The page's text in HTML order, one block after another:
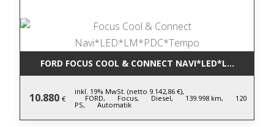
FORD FOCUS COOL & CONNECT
10.880 €
inkl. 19% MwSt. (netto 9.142,86 €),
FORD, Focus, Diesel, 139.998 km, 120
PS, Automatik